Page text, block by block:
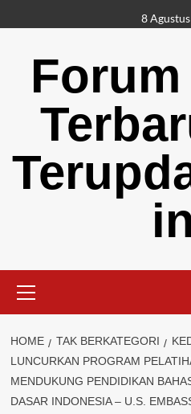
to
8
Menu
HOME TAK BERKATEGORI
LUNCURKAN PROGRAM
MENDUKUNG PENDIDIKAN
DASAR INDONESIA – U.S.